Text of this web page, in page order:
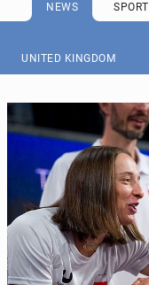
NEWS SPORT
UNITED KINGDOM